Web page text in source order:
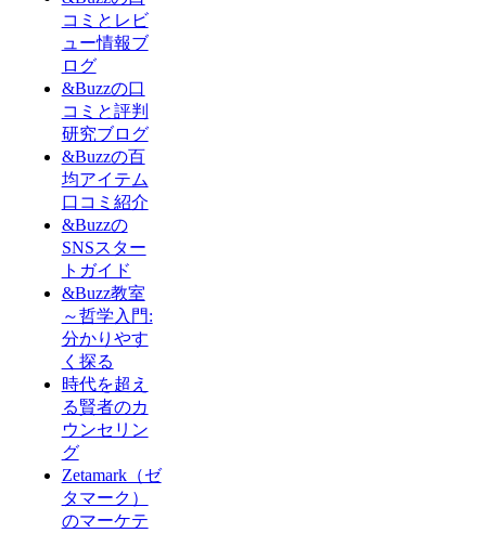
コミとレビ
ュー情報ブ
ログ
&Buzzの口
コミと評判
研究ブログ
&Buzzの百
均アイテム
口コミ紹介
&Buzzの
SNSスター
トガイド
&Buzz教室
～哲学入門:
分かりやす
く探る
時代を超え
る賢者のカ
ウンセリン
グ
Zetamark（ゼ
タマーク）
のマーケテ